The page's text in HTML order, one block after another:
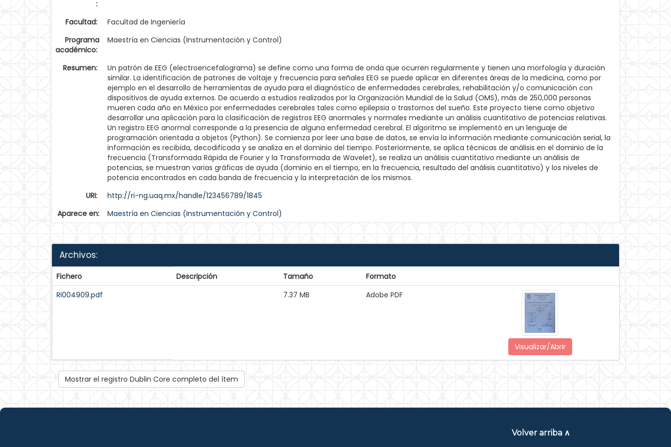
:
Facultad:
Facultad de Ingeniería
Programa
académico:
Maestría en Ciencias (Instrumentación y Control)
Resumen:
Un patrón de EEG (electroencefalograma) se define como una forma de onda que ocurren regularmente y tienen una morfología y duración
similar. La identificación de patrones de voltaje y frecuencia para señales EEG se puede aplicar en diferentes áreas de la medicina, como por
ejemplo en el desarrollo de herramientas de ayuda para el diagnóstico de enfermedades cerebrales, rehabilitación y/o comunicación con
dispositivos de ayuda externos. De acuerdo a estudios realizados por la Organización Mundial de la Salud (OMS), más de 250,000 personas
mueren cada año en México por enfermedades cerebrales tales como epilepsia o trastornos del sueño. Este proyecto tiene como objetivo
desarrollar una aplicación para la clasificación de registros EEG anormales y normales mediante un análisis cuantitativo de potencias relativas.
Un registro EEG anormal corresponde a la presencia de alguna enfermedad cerebral. El algoritmo se implementó en un lenguaje de
programación orientada a objetos (Python). Se comienza por leer una base de datos, se envía la información mediante comunicación serial, la
información es recibida, decodificada y se analiza en el dominio del tiempo. Posteriormente, se aplica técnicas de análisis en el dominio de la
frecuencia (Transformada Rápida de Fourier y la Transformada de Wavelet), se realiza un análisis cuantitativo mediante un análisis de
potencias, se muestran varias gráficas de ayuda (dominio en el tiempo, en la frecuencia, resultado del análisis cuantitativo) y los niveles de
potencia encontrados en cada banda de frecuencia y la interpretación de los mismos.
URI:
http://ri-ng.uaq.mx/handle/123456789/1845
Aparece en:
Maestría en Ciencias (Instrumentación y Control)
Archivos:
Fichero Descripción Tamaño
Formato
RI004909.pdf
7.37 MB Adobe PDF
Visualizar/Abrir
Mostrar el registro Dublin Core completo del ítem
Volver arriba ∧